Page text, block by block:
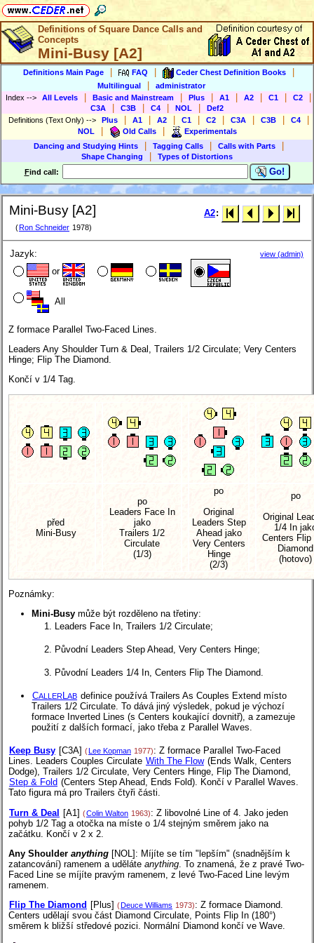
Definitions of Square Dance Calls and
Concepts
Mini-Busy [A2]
Definitions Main Page FAQ Ceder Chest Definition Books
Multilingual
administrator
Index --> All Levels Basic and Mainstream Plus A1 A2 C1 C2
C3A C3B C4 NOL
Def2
Definitions (Text Only) --> Plus A1 A2 C1 C2 C3A C3B C4
NOL Old Calls
Experimentals
Dancing and Studying Hints
Tagging Calls Calls with Parts
Shape Changing
Types of Distortions
Find call: Go!
Mini-Busy [A2]
( Ron Schneider 1978)
A2:
Jazyk:
or
All
view (admin)
Z formace Parallel Two-Faced Lines.
Leaders Any Shoulder Turn & Deal, Trailers 1/2 Circulate; Very Centers
Hinge; Flip The Diamond.
Končí v 1/4 Tag.
před
Mini-Busy
po
Leaders Face In
jako
Trailers 1/2
Circulate
(1/3)
po
Original
Leaders Step
Ahead jako
Very Centers
Hinge
(2/3)
po
Original
1/4 In
Centers Flip
Diamond
(hotovo)
Poznámky:
Mini-Busy může být rozděleno na třetiny:
Leaders Face In, Trailers 1/2 Circulate;
Původní Leaders Step Ahead, Very Centers Hinge;
Původní Leaders 1/4 In, Centers Flip The Diamond.
CALLERLAB definice používá Trailers As Couples Extend místo
Trailers 1/2 Circulate. To dává jiný výsledek, pokud je výchozí
formace Inverted Lines (s Centers koukající dovnitř), a zamezuje
použití z dalších formací, jako třeba z Parallel Waves.
Keep Busy [C3A] ( Lee Kopman 1977): Z formace Parallel Two-Faced
Lines. Leaders Couples Circulate With The Flow (Ends Walk, Centers
Dodge), Trailers 1/2 Circulate, Very Centers Hinge, Flip The Diamond,
Step & Fold (Centers Step Ahead, Ends Fold). Končí v Parallel Waves.
Tato figura má pro Trailers čtyři části.
Turn & Deal [A1] (Colin Walton 1963): Z libovolné Line of 4. Jako jeden
pohyb 1/2 Tag a otočka na míste o 1/4 stejným směrem jako na
začátku. Končí v 2 x 2.
Any Shoulder anything [NOL] : Míjíte se tím "lepším" (snadnějším k
zatancování) ramenem a uděláte anything . To znamená, že z pravé Two-
Faced Line se míjíte pravým ramenem, z levé Two-Faced Line levým
ramenem.
Flip The Diamond [Plus] ( Deuce Williams 1973): Z formace Diamond.
Centers udělají svou část Diamond Circulate, Points Flip In (180°)
směrem k bližší středové pozici. Normální Diamond končí ve Wave.